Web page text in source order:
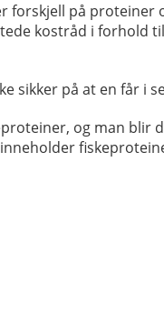
forskjell på
kostråd i forhold
sikker på at en får i
og man blir